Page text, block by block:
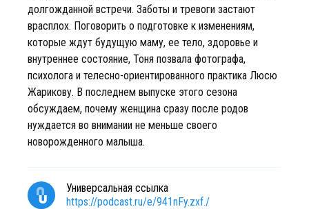
долгожданной встречи. Заботы и тревоги застают
врасплох. Поговорить о подготовке к изменениям,
которые ждут будущую маму, ее тело, здоровье и
внутреннее состояние, Тоня позвала фотографа,
психолога и телесно-ориентированного практика Люсю
Жарикову. В последнем выпуске этого сезона
обсуждаем, почему женщина сразу после родов
нуждается во внимании не меньше своего
новорожденного малыша.
Универсальная ссылка
https://podcast.ru/e/941nFy.zxf./